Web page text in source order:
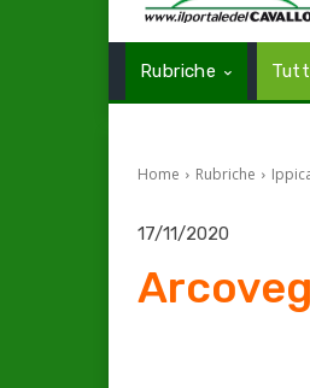
Rubriche
Home Rubriche
17/11/2020